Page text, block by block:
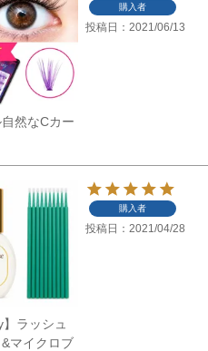
然なCカー
購入者
投稿日 2021/06/13
】ラッシュ
マイクロブ
購入者
投稿日 2021/04/28